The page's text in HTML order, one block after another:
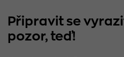
Připravit se
pozor, teď!